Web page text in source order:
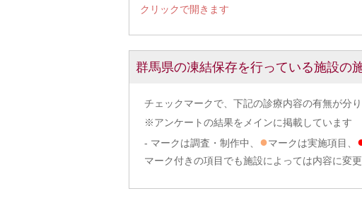
クリックで開きます
群馬県の凍結保存を行っている施設の
チェックマークで、下記の診療内容の有無が分り
※アンケートの結果をメインに掲載しています
- マークは調査・制作中、 ●マークは実施項目、
マーク付きの項目でも施設によっては内容に変